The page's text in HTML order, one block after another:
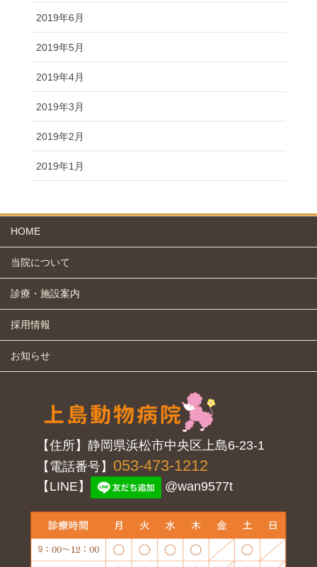
2019年6月
2019年5月
2019年4月
2019年3月
2019年2月
2019年1月
HOME
当院について
診療・施設案内
採用情報
お知らせ
【住所】静岡県浜松市中央区上島6-23-1
【電話番号】 053-473-1212
【LINE】 @wan9577t